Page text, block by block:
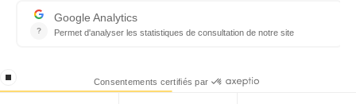
Contact